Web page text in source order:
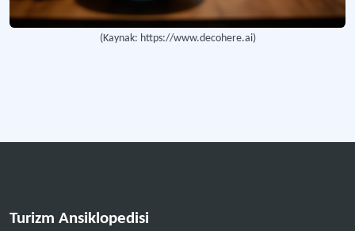
(Kaynak: https://www.decohere.ai)
Turizm Ansiklopedisi